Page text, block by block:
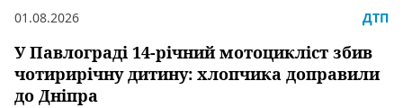
У Павлограді 14-річний мотоцикліст збив
чотирирічну дитину: хлопчика доправили
до Дніпра
01.08.2026 ДТП